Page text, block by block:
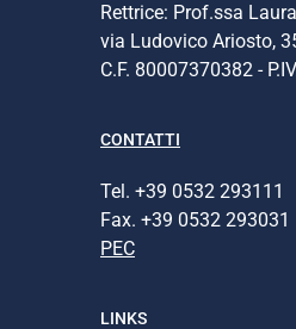
Rettrice: Prof.ssa
via Ludovico Ariosto,
C.F. 80007370382 -
CONTATTI
Tel. +39 0532 293111
Fax. +39 0532 293031
PEC
LINKS